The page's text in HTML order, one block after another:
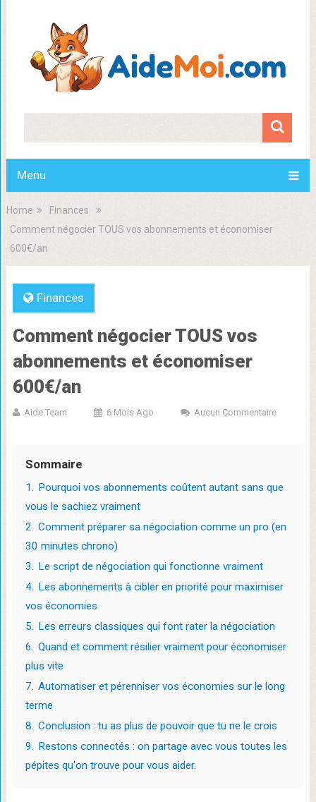
Menu
Home
Finances
Comment négocier TOUS vos abonnements et économiser
600€/an
Finances
Comment négocier TOUS vos
abonnements et économiser
600€/an
Aide Team 6 Mois Ago Aucun Commentaire
Sommaire
1. Pourquoi vos abonnements coûtent autant sans que
vous le sachiez vraiment
2. Comment préparer sa négociation comme un pro (en
30 minutes chrono)
3. Le script de négociation qui fonctionne vraiment
4. Les abonnements à cibler en priorité pour maximiser
vos économies
5. Les erreurs classiques qui font rater la négociation
6. Quand et comment résilier vraiment pour économiser
plus vite
7. Automatiser et pérenniser vos économies sur le long
terme
8. Conclusion : tu as plus de pouvoir que tu ne le crois
9. Restons connectés : on partage avec vous toutes les
pépites qu'on trouve pour vous aider.